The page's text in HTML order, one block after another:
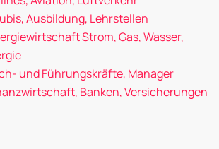
Ausbildung, Lehrstellen
Strom, Gas, Wasser,
und Führungskräfte, Manager
Banken, Versicherungen